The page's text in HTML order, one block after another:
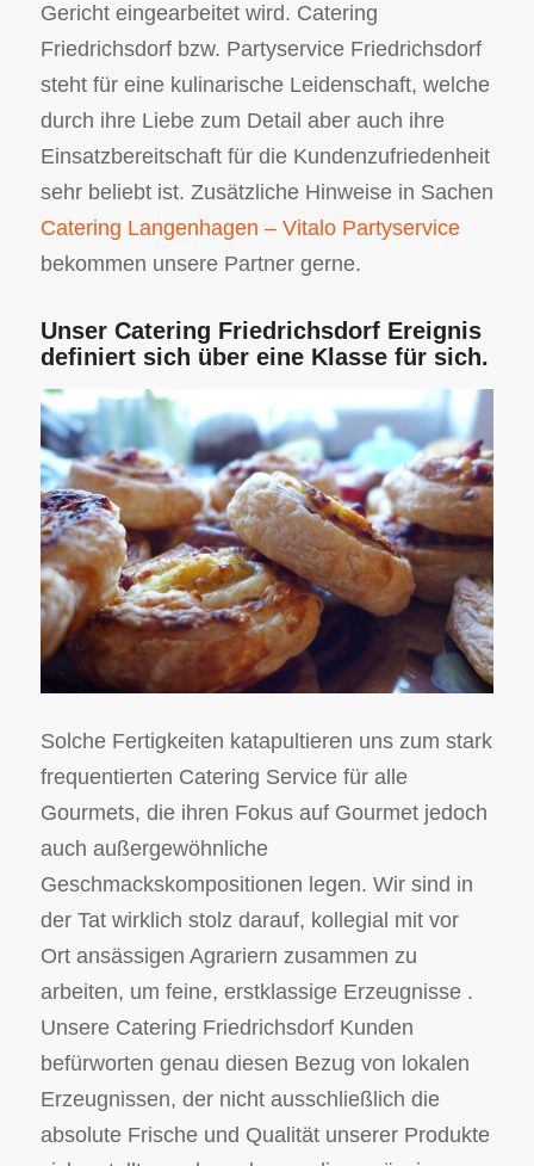
Gericht eingearbeitet wird. Catering
Friedrichsdorf bzw. Partyservice Friedrichsdorf
steht für eine kulinarische Leidenschaft, welche
durch ihre Liebe zum Detail aber auch ihre
Einsatzbereitschaft für die Kundenzufriedenheit
sehr beliebt ist. Zusätzliche Hinweise in Sachen
Catering Langenhagen – Vitalo Partyservice
bekommen unsere Partner gerne.
Unser Catering Friedrichsdorf Ereignis
definiert sich über eine Klasse für sich.
Solche Fertigkeiten katapultieren uns zum stark
frequentierten Catering Service für alle
Gourmets, die ihren Fokus auf Gourmet jedoch
auch außergewöhnliche
Geschmackskompositionen legen. Wir sind in
der Tat wirklich stolz darauf, kollegial mit vor
Ort ansässigen Agrariern zusammen zu
arbeiten, um feine, erstklassige Erzeugnisse .
Unsere Catering Friedrichsdorf Kunden
befürworten genau diesen Bezug von lokalen
Erzeugnissen, der nicht ausschließlich die
absolute Frische und Qualität unserer Produkte